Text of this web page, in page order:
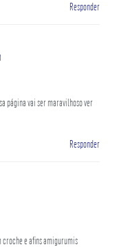
Responder
página vai ser maravilhoso ver
Responder
croche e afins amigurumis